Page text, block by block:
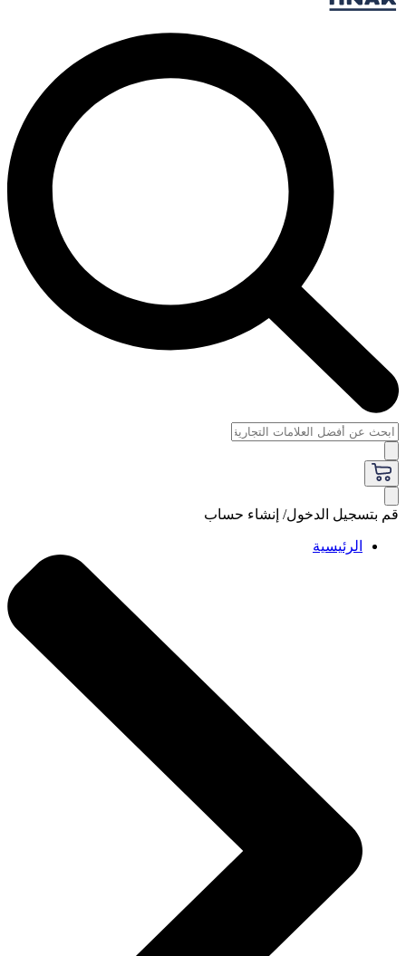
قم بتسجيل الدخول/ إنشاء حساب
الرئيسية